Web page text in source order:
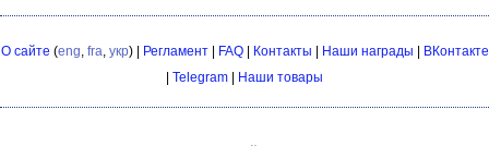
О сайте (eng fra укр) | Регламент| FAQ| Контакты | Наши награды | ВКонтакте
| Telegram | Наши товары